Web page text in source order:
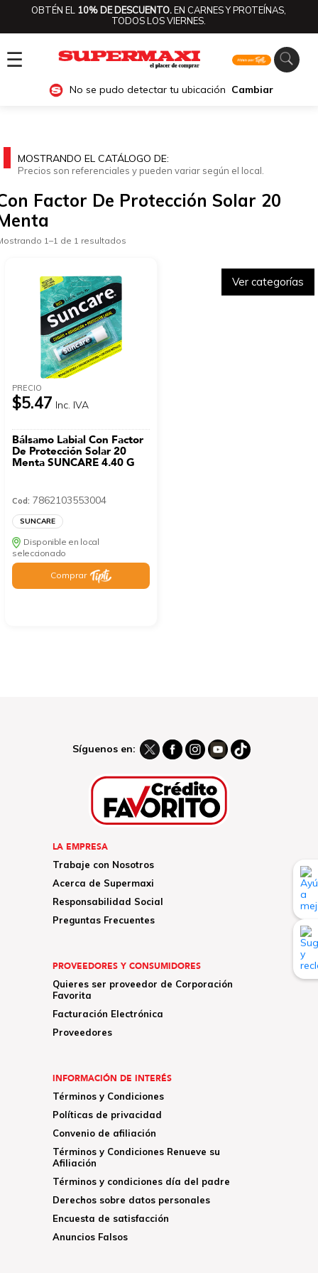
OBTÉN EL 10% DE DESCUENTO.EN CARNES Y PROTEÍNAS,
TODOS LOS VIERNES.
☰
No se pudo detectar tu ubicación Cambiar
Ver categorías
MOSTRANDO EL CATÁLOGO DE:
Precios son referenciales y pueden variar según el local.
Factor De Protección Solar 20
1–1 de 1 resultados
PRECIO
$5.47 Inc. IVA
Bálsamo Labial Con Factor
De Protección Solar 20
Menta SUNCARE 4.40 G
Cod: 7862103553004
SUNCARE
Disponible en local
seleccionado
Comprar
Síguenos en:
LA EMPRESA
Trabaje con Nosotros
Acerca de Supermaxi
Responsabilidad Social
Preguntas Frecuentes
PROVEEDORES Y CONSUMIDORES
Quieres ser proveedor de Corporación
Favorita
Facturación Electrónica
Proveedores
INFORMACIÓN DE INTERÉS
Términos y Condiciones
Políticas de privacidad
Convenio de afiliación
Términos y Condiciones Renueve su
Afiliación
Términos y condiciones día del padre
Derechos sobre datos personales
Encuesta de satisfacción
Anuncios Falsos